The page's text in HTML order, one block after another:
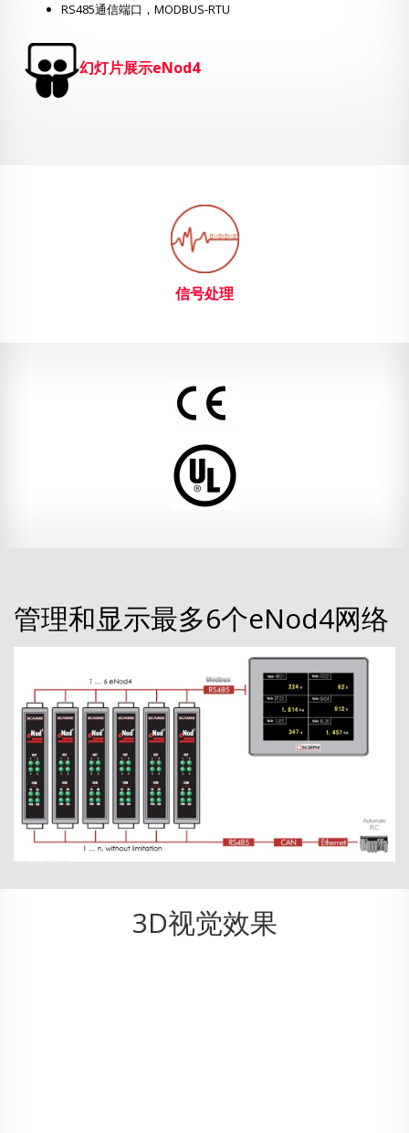
RS485通信端口，MODBUS-RTU
幻灯片展示eNod4
信号处理
管理和显示最多6个eNod4网络
3D视觉效果